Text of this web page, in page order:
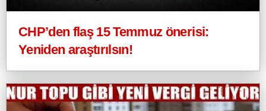
CHP’den flaş 15 Temmuz önerisi:
Yeniden araştırılsın!